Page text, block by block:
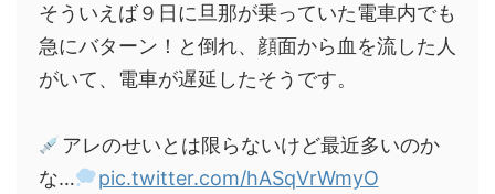
そういえば９日に旦那が乗っていた電車内でも
急にバターン！と倒れ、顔面から血を流した人
がいて、電車が遅延したそうです。
アレのせいとは限らないけど最近多いのか
な…
pic.twitter.com/hASqVrWmyO